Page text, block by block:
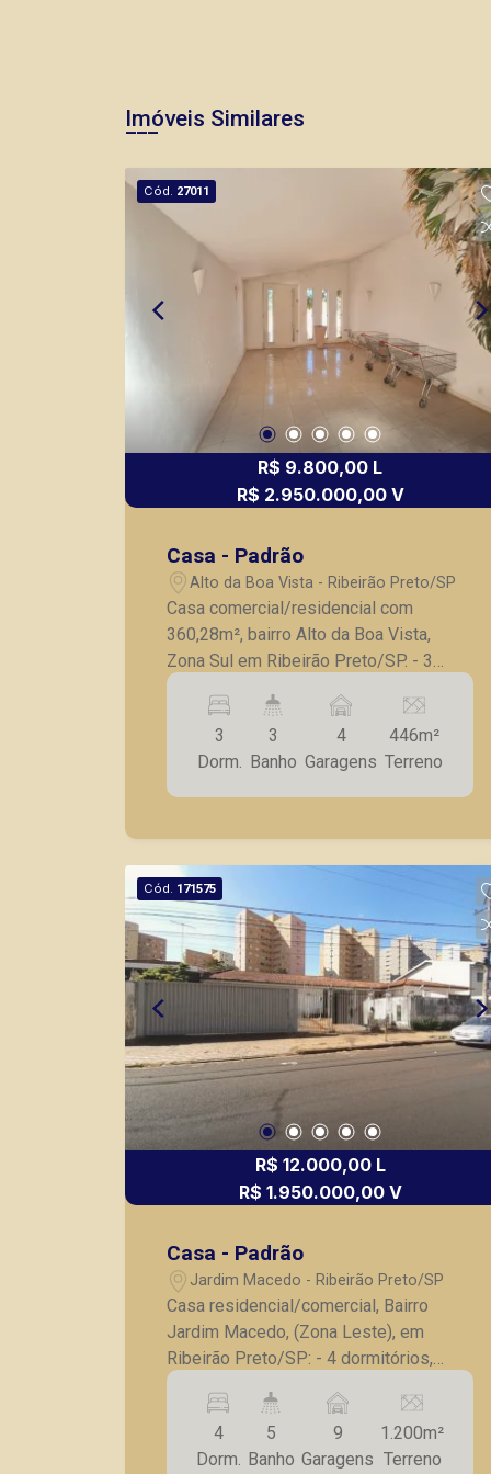
Imóveis Similares
Cód. 27011
R$ 9.800,00 L
R$ 2.950.000,00 V
Casa - Padrão
Alto da Boa Vista - Ribeirão Preto/SP
Casa comercial/residencial com
360,28m², bairro Alto da Boa Vista,
Zona Sul em Ribeirão Preto/SP. - 3
quartos, sendo 1 suíte master com
closet; - Banheiro social; - Sala para 3
ambientes; - Escritório; - Cozinha; -
Lavanderia; - Jardim de Inverno; -
Piscina; - Sauna; - 4 vagas de garagem.
seus clientes com agilidade e
segurança, em locação, vendas de
imóveis prontos, usados ou mesmo
nos principais lançamentos da cidade
de Ribeirão Preto.
3
Dorm.
3
Banho
4
Garagens
446m²
Terreno
Cód. 171575
R$ 12.000,00 L
R$ 1.950.000,00 V
Casa - Padrão
Jardim Macedo - Ribeirão Preto/SP
Casa residencial/comercial, Bairro
Jardim Macedo, (Zona Leste), em
Ribeirão Preto/SP: - 4 dormitórios,
sendo 2 suítes completas em armários,
sendo 1 suíte com closet; - Lavabo; -
Sala para 3 ambientes; - Cozinha com
armários; - Despensa; - Lavanderia; -
4
Dorm.
5
Banho
9
Garagens
1.200m²
Terreno